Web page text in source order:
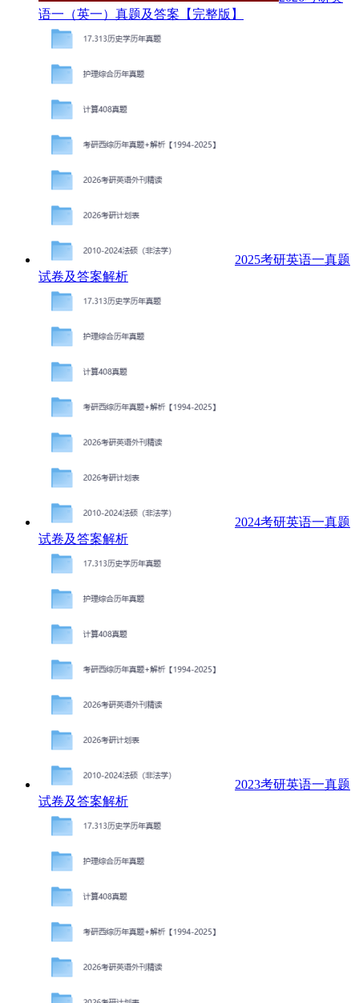
语一（英一）真题及答案【完整版】
2025考研英语一真题
试卷及答案解析
2024考研英语一真题
试卷及答案解析
2023考研英语一真题
试卷及答案解析